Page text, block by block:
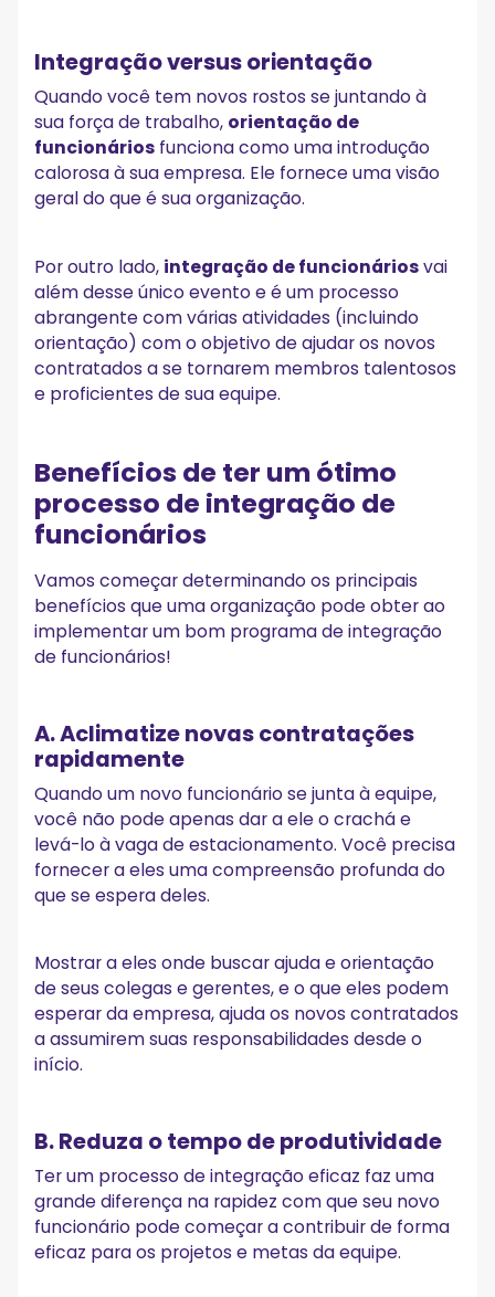
Integração versus orientação
Quando você tem novos rostos se juntando à
sua força de trabalho, orientação de
funcionários funciona como uma introdução
calorosa à sua empresa. Ele fornece uma visão
geral do que é sua organização.
Por outro lado, integração de funcionáriosvai
além desse único evento e é um processo
abrangente com várias atividades (incluindo
orientação) com o objetivo de ajudar os novos
contratados a se tornarem membros talentosos
e proficientes de sua equipe.
Benefícios de ter um ótimo
processo de integração de
funcionários
Vamos começar determinando os principais
benefícios que uma organização pode obter ao
implementar um bom programa de integração
de funcionários!
A. Aclimatize novas contratações
rapidamente
Quando um novo funcionário se junta à equipe,
você não pode apenas dar a ele o crachá e
levá-lo à vaga de estacionamento. Você precisa
fornecer a eles uma compreensão profunda do
que se espera deles.
Mostrar a eles onde buscar ajuda e orientação
de seus colegas e gerentes, e o que eles podem
esperar da empresa, ajuda os novos contratados
a assumirem suas responsabilidades desde o
início.
B. Reduza o tempo de produtividade
Ter um processo de integração eficaz faz uma
grande diferença na rapidez com que seu novo
funcionário pode começar a contribuir de forma
eficaz para os projetos e metas da equipe.